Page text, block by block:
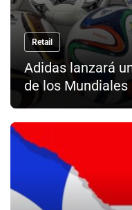
Retail
Adidas lanzará
de los Mundiales